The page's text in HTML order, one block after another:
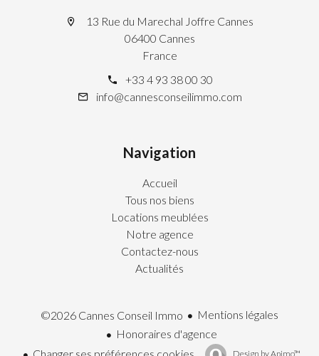
13 Rue du Marechal Joffre Cannes
06400 Cannes
France
+33 4 93 38 00 30
info@cannesconseilimmo.com
Navigation
Accueil
Tous nos biens
Locations meublées
Notre agence
Contactez-nous
Actualités
©2026 Cannes Conseil Immo
Mentions légales
Honoraires d'agence
Design byApimo™